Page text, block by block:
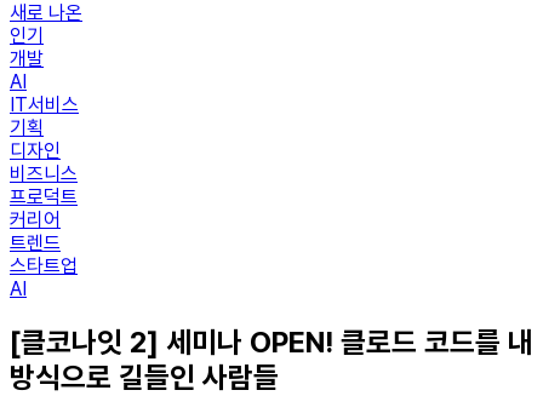
새로 나온
인기
개발
AI
IT서비스
기획
디자인
비즈니스
프로덕트
커리어
트렌드
스타트업
AI
[클코나잇 2] 세미나 OPEN! 클로드 코드를 내
방식으로 길들인 사람들